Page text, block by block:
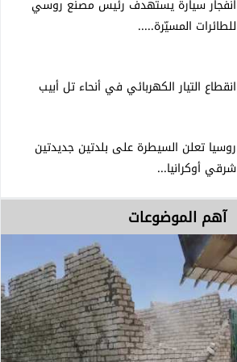
انفجار سيارة يستهدف رئيس مصنع روسي
للطائرات المسيّرة.....
انقطاع التيار الكهربائي في أنحاء تل أبيب
روسيا تعلن السيطرة على بلدتين جديدتين
شرقي أوكرانيا...
آهم الموضوعات